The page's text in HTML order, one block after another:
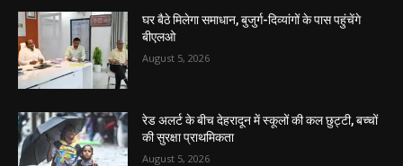
घर बैठे मिलेगा समाधान, बुजुर्ग-दिव्यांगों के पास पहुंचेंगे
बीएलओ
August 5, 2026
रेड अलर्ट के बीच देहरादून में स्कूलों की कल छुट्टी, बच्चों
की सुरक्षा प्राथमिकता
August 5, 2026